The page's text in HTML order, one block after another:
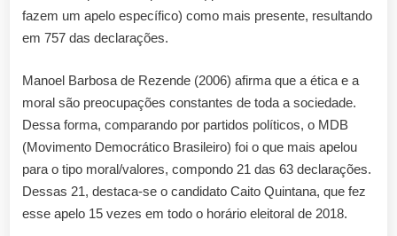
fazem um apelo específico) como mais presente, resultando
em 757 das declarações.
Manoel Barbosa de Rezende (2006) afirma que a ética e a
moral são preocupações constantes de toda a sociedade.
Dessa forma, comparando por partidos políticos, o MDB
(Movimento Democrático Brasileiro) foi o que mais apelou
para o tipo moral/valores, compondo 21 das 63 declarações.
Dessas 21, destaca-se o candidato Caito Quintana, que fez
esse apelo 15 vezes em todo o horário eleitoral de 2018.